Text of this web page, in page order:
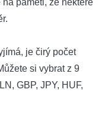
paměti, že některé
je čirý počet
si vybrat z 9
GBP, JPY, HUF,